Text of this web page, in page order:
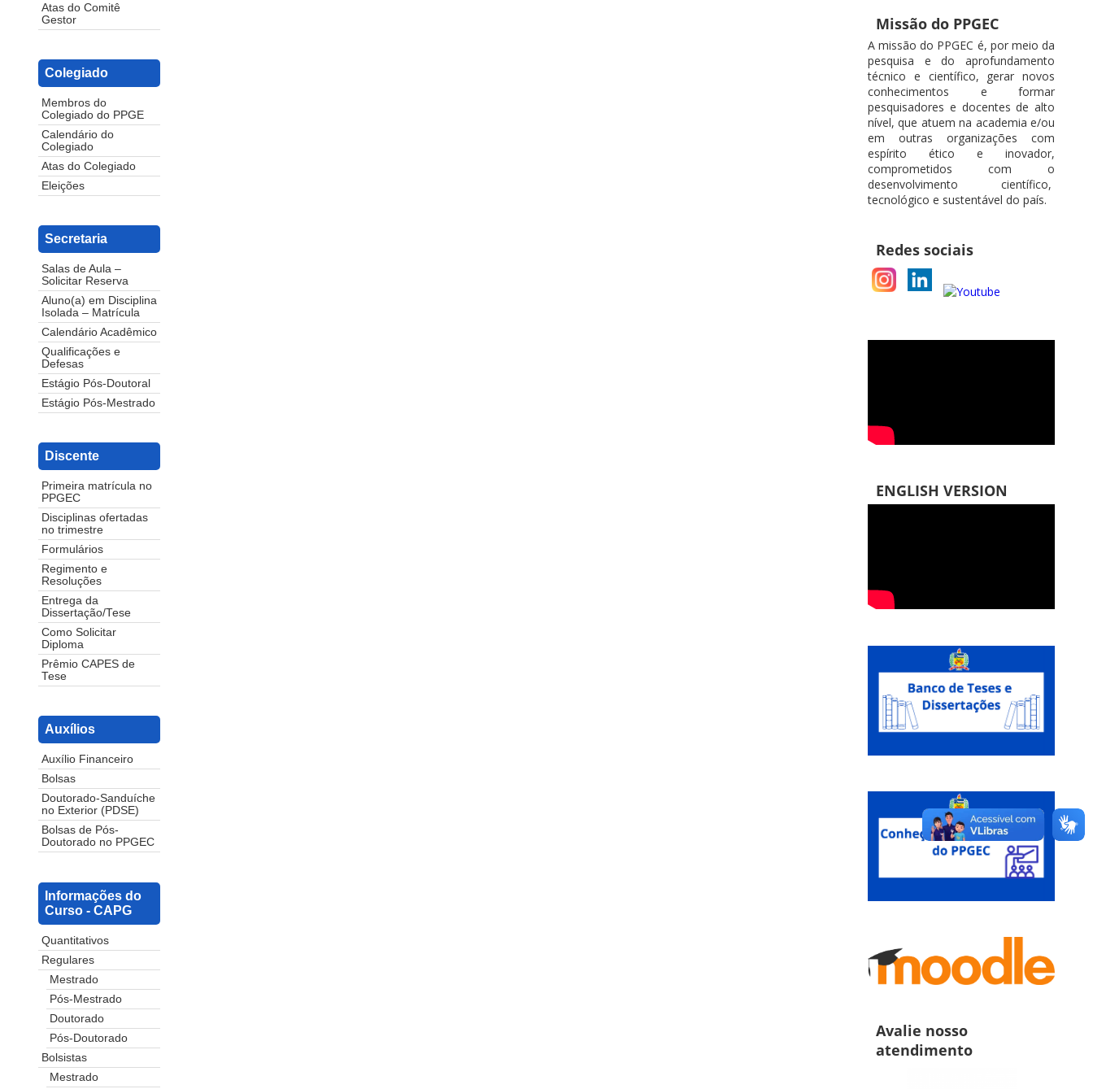
Atas do Comitê
Gestor
Colegiado
Membros do
Colegiado do PPGE
Calendário do
Colegiado
Atas do Colegiado
Eleições
Secretaria
Salas de Aula –
Solicitar Reserva
Aluno(a) em Disciplina
Isolada – Matrícula
Calendário Acadêmico
Qualificações e
Defesas
Estágio Pós-Doutoral
Estágio Pós-Mestrado
Discente
Primeira matrícula no
PPGEC
Disciplinas ofertadas
no trimestre
Formulários
Regimento e
Resoluções
Entrega da
Dissertação/Tese
Como Solicitar
Diploma
Prêmio CAPES de
Tese
Auxílios
Auxílio Financeiro
Bolsas
Doutorado-Sanduíche
no Exterior (PDSE)
Bolsas de Pós-
Doutorado no PPGEC
Informações do
Curso - CAPG
Quantitativos
Regulares
Mestrado
Pós-Mestrado
Doutorado
Pós-Doutorado
Bolsistas
Mestrado
Missão do PPGEC
A missão do PPGEC é, por meio da
pesquisa e do aprofundamento
técnico e científico, gerar novos
conhecimentos e formar
pesquisadores e docentes de alto
nível, que atuem na academia e/ou
em outras organizações com
espírito ético e inovador,
comprometidos com o
desenvolvimento científico,
tecnológico e sustentável do país.
Redes sociais
ENGLISH VERSION
Avalie nosso
atendimento